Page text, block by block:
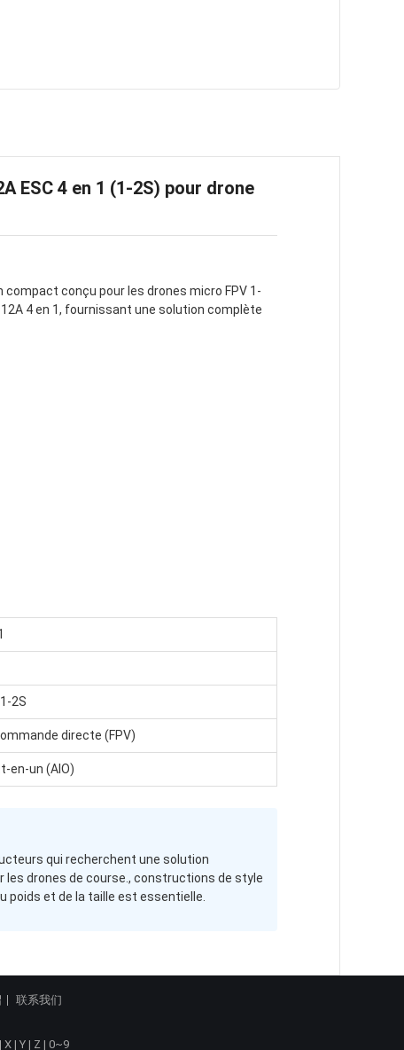
ESC 4 en 1 (1-2S) pour drone
compact conçu pour les drones micro FPV 1-
4 en 1, fournissant une solution complète
2S
directe (FPV)
en-un (AIO)
qui recherchent une solution
les drones de course., constructions de style
et de la taille est essentielle.
联系我们
| X | Y | Z | 0~9